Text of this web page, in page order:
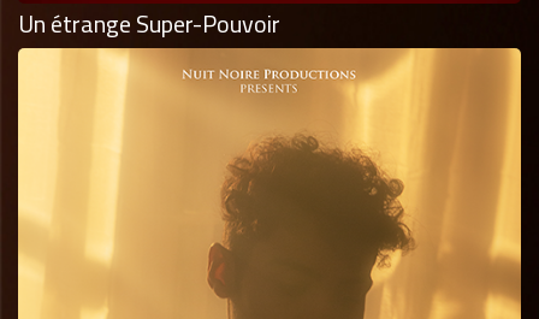
Un étrange Super-Pouvoir